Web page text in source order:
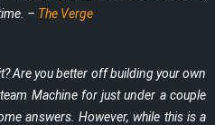
– The Verge
Are you better off building your own
Machine for just under a couple
answers. However, while this isa